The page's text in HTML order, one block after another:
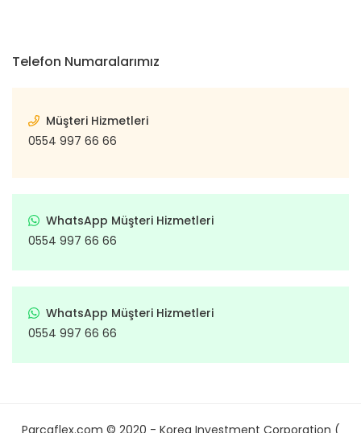
Telefon Numaralarımız
Müşteri Hizmetleri
0554 997 66 66
WhatsApp Müşteri Hizmetleri
0554 997 66 66
WhatsApp Müşteri Hizmetleri
0554 997 66 66
Parcaflex.com © 2020 - Korea Investment Corporation (